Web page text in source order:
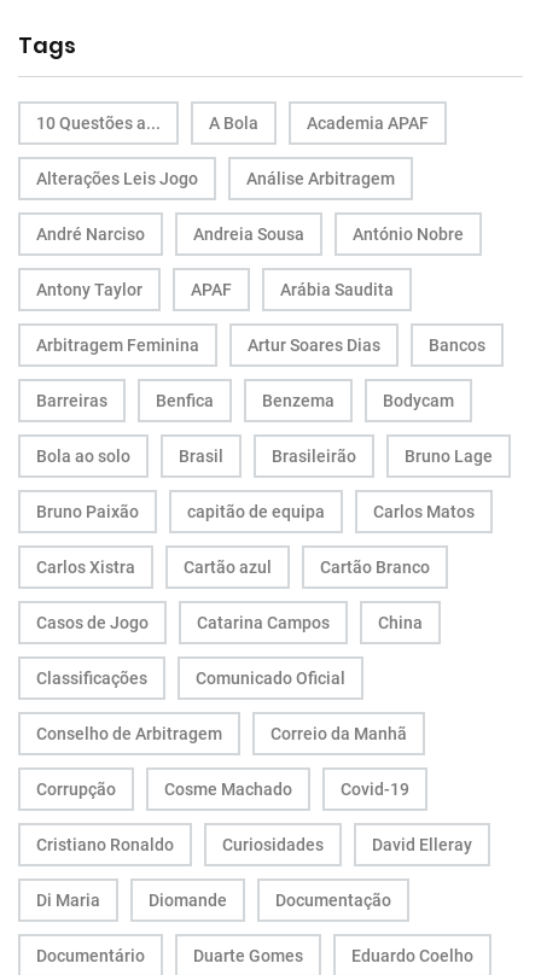
Tags
10 Questões a... A Bola Academia APAF
Alterações Leis Jogo Análise Arbitragem
André Narciso Andreia Sousa António Nobre
Antony Taylor APAF Arábia Saudita
Arbitragem Feminina Artur Soares Dias Bancos
Barreiras Benfica Benzema Bodycam
Bola ao solo Brasil Brasileirão Bruno Lage
Bruno Paixão capitão de equipa Carlos Matos
Carlos Xistra Cartão azul Cartão Branco
Casos de Jogo Catarina Campos China
Classificações Comunicado Oficial
Conselho de Arbitragem Correio da Manhã
Corrupção Cosme Machado Covid-19
Cristiano Ronaldo Curiosidades David Elleray
Di Maria Diomande Documentação
Documentário Duarte Gomes Eduardo Coelho